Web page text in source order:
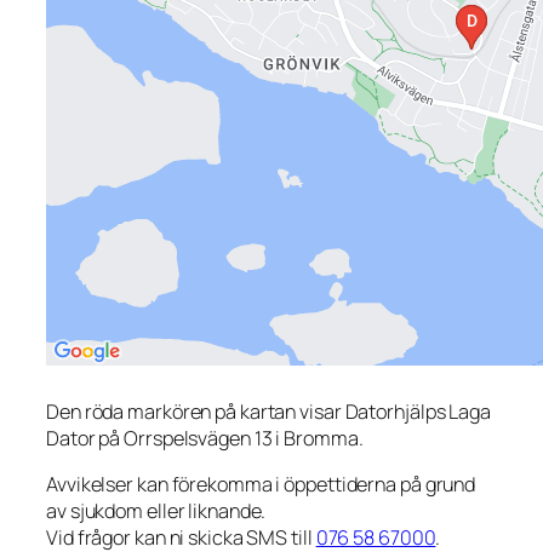
Den röda markören på kartan visar Datorhjälps Laga
Dator på Orrspelsvägen 13 i Bromma.
Avvikelser kan förekomma i öppettiderna på grund
av sjukdom eller liknande.
Vid frågor kan ni skicka SMS till 076 58 67000.